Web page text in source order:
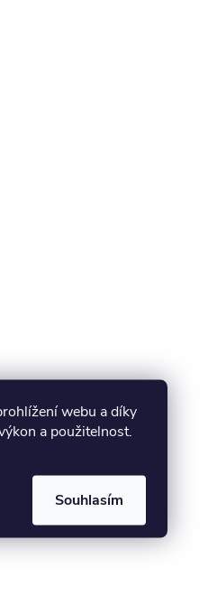
webu a díky
a použitelnost.
Souhlasím